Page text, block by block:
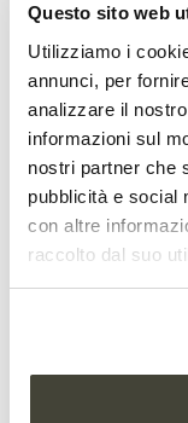
Questo sito web
Utilizziamo i
annunci, per
analizzare il
informazioni sul
nostri partner che
pubblicità e social
con altre
raccolto dal suo
Dalle
La
foreste
anche alla
ecosistemici
conservare
questi
del suolo,